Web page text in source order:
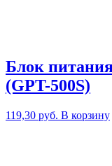
Блок
(GPT-500S)
119,30 руб. В корзину